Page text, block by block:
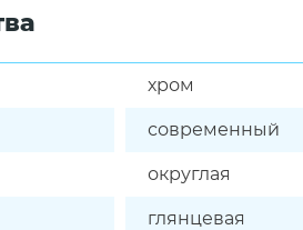
хром
современный
округлая
глянцевая